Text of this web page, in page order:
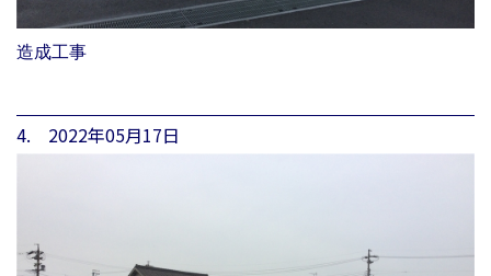
造成工事
4. 2022年05月17日